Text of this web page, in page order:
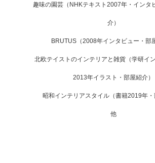
趣味の園芸（NHKテキスト2007年・インタ
介）
BRUTUS（2008年インタビュー・部
北欧テイストのインテリアと雑貨（学研イ
2013年イラスト・部屋紹介）
昭和インテリアスタイル（書籍2019年・
他